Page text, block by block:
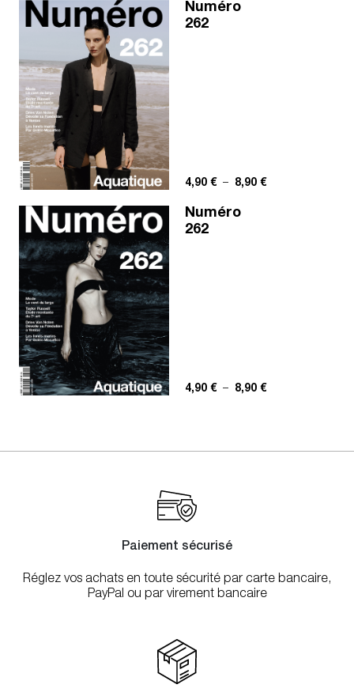
Numéro
262
4,90 € – 8,90 €Plage de prix :
Numéro
262
4,90 € – 8,90 €Plage de prix :
Paiement sécurisé
Réglez vos achats en toute sécurité par carte bancaire,
PayPal ou par virement bancaire